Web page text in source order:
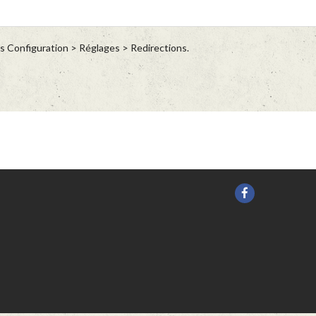
> Réglages > Redirections.